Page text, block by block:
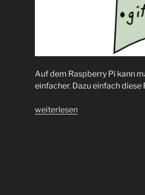
Auf dem Raspberry Pi kann
einfacher. Dazu einfach
„.gitignore
weiterlesen